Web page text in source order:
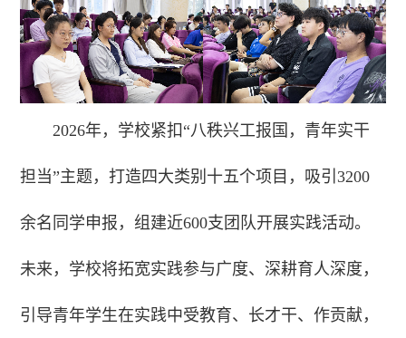
2026年，学校紧扣“八秩兴工报国，青年实干
担当”主题，打造四大类别十五个项目，吸引3200
余名同学申报，组建近600支团队开展实践活动。
未来，学校将拓宽实践参与广度、深耕育人深度，
引导青年学生在实践中受教育、长才干、作贡献，